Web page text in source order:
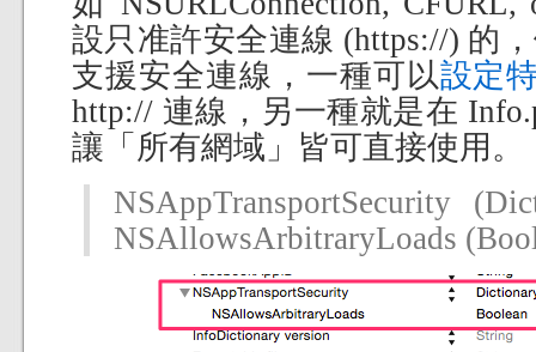
設只准許安全連線 (https://) 的
支援安全連線，一種可以設定
http:// 連線，另一種就是在
讓「所有網域」皆可直接使用。
NSAppTransportSecurity
NSAllowsArbitraryLoads